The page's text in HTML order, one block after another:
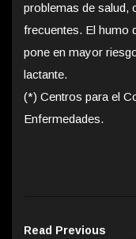
problemas de salud,
frecuentes. El humo
pone en mayor
lactante.
(*) Centros para el
Enfermedades.
Read Previous